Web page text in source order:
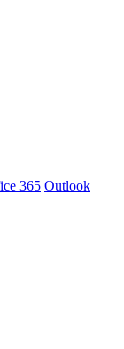
365 Outlook